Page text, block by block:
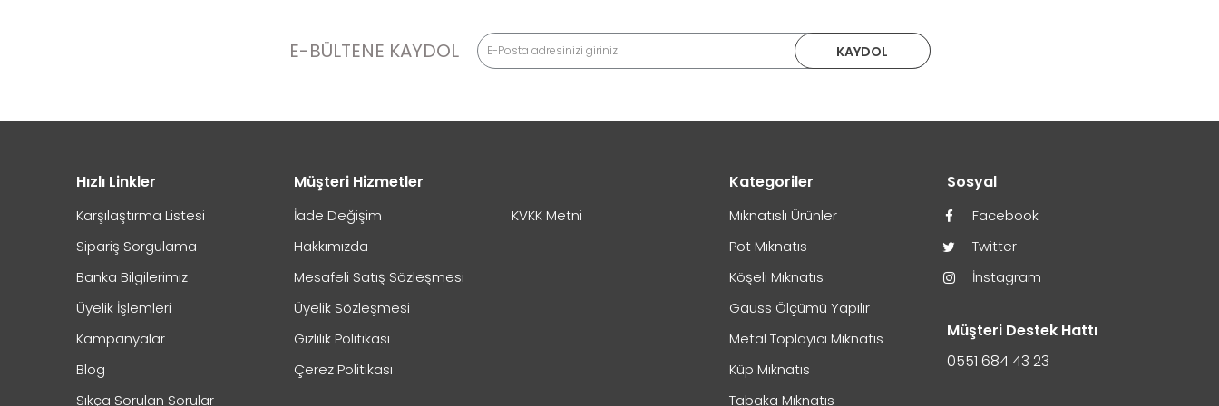
İade/iptal ettiğim ürünün geri ödemesi ne zaman yapılır?
Kapıda Ödeme Hakkında Önemli Bilgilendirme
E-BÜLTENE KAYDOL KAYDOL
Hızlı Linkler
Karşılaştırma Listesi
Sipariş Sorgulama
Banka Bilgilerimiz
Üyelik İşlemleri
Kampanyalar
Blog
Sıkça Sorulan Sorular
Müşteri Hizmetler
İade Değişim
Hakkımızda
Mesafeli Satış Sözleşmesi
Üyelik Sözleşmesi
Gizlilik Politikası
Çerez Politikası
KVKK Metni
Kategoriler
Mıknatıslı Ürünler
Pot Mıknatıs
Köşeli Mıknatıs
Gauss Ölçümü Yapılır
Metal Toplayıcı Mıknatıs
Küp Mıknatıs
Tabaka Mıknatıs
Sosyal
Facebook
Twitter
İnstagram
Müşteri Destek Hattı
0551 684 43 23